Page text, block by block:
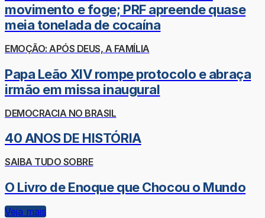
movimento e foge; PRF apreende quase
meia tonelada de cocaína
EMOÇÃO: APÓS DEUS, A FAMÍLIA
Papa Leão XIV rompe protocolo e abraça
irmão em missa inaugural
DEMOCRACIA NO BRASIL
40 ANOS DE HISTÓRIA
SAIBA TUDO SOBRE
O Livro de Enoque que Chocou o Mundo
Veja mais